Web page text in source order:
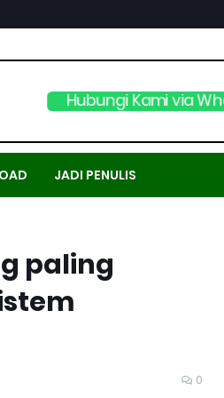
Hubungi Kami via
JADI PENULIS
paling
0